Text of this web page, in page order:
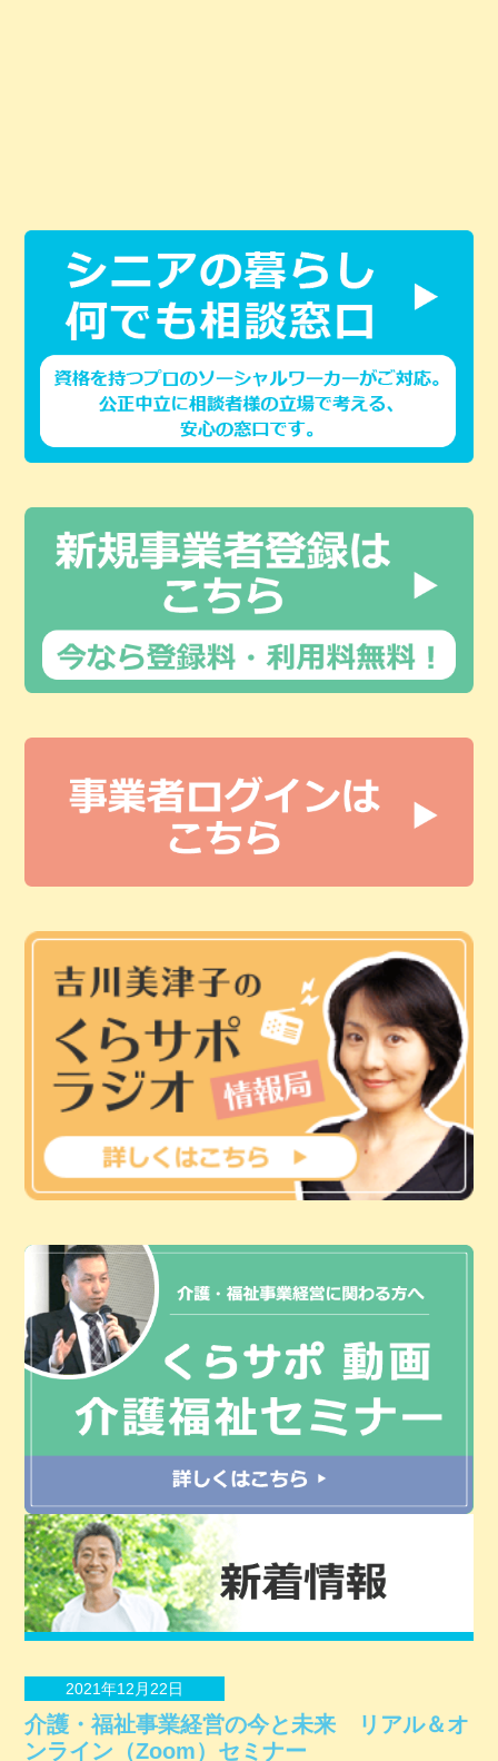
2021年12月22日
介護・福祉事業経営の今と未来 リアル＆オ
ンライン（Zoom）セミナー